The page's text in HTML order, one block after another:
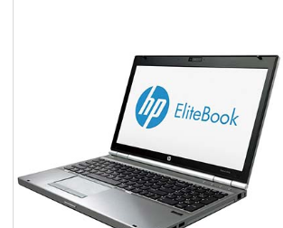
ΠΟΙΟΙ ΕΙΜΑΣΤΕ